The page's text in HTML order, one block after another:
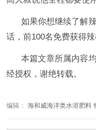
如果你想继续了解辣
话，前100名免费获得辣
本篇文章所属内容均
经授权，谢绝转载。
编辑：海和威海洋类水溶肥料